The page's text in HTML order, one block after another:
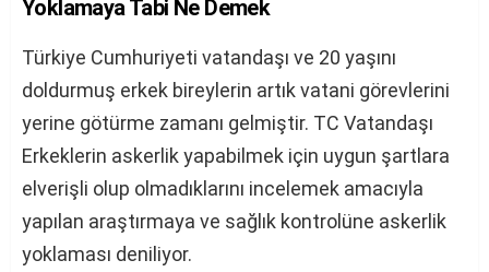
Yoklamaya Tabi Ne Demek
Türkiye Cumhuriyeti vatandaşı ve 20 yaşını
doldurmuş erkek bireylerin artık vatani görevlerini
yerine götürme zamanı gelmiştir. TC Vatandaşı
Erkeklerin askerlik yapabilmek için uygun şartlara
elverişli olup olmadıklarını incelemek amacıyla
yapılan araştırmaya ve sağlık kontrolüne askerlik
yoklaması deniliyor.